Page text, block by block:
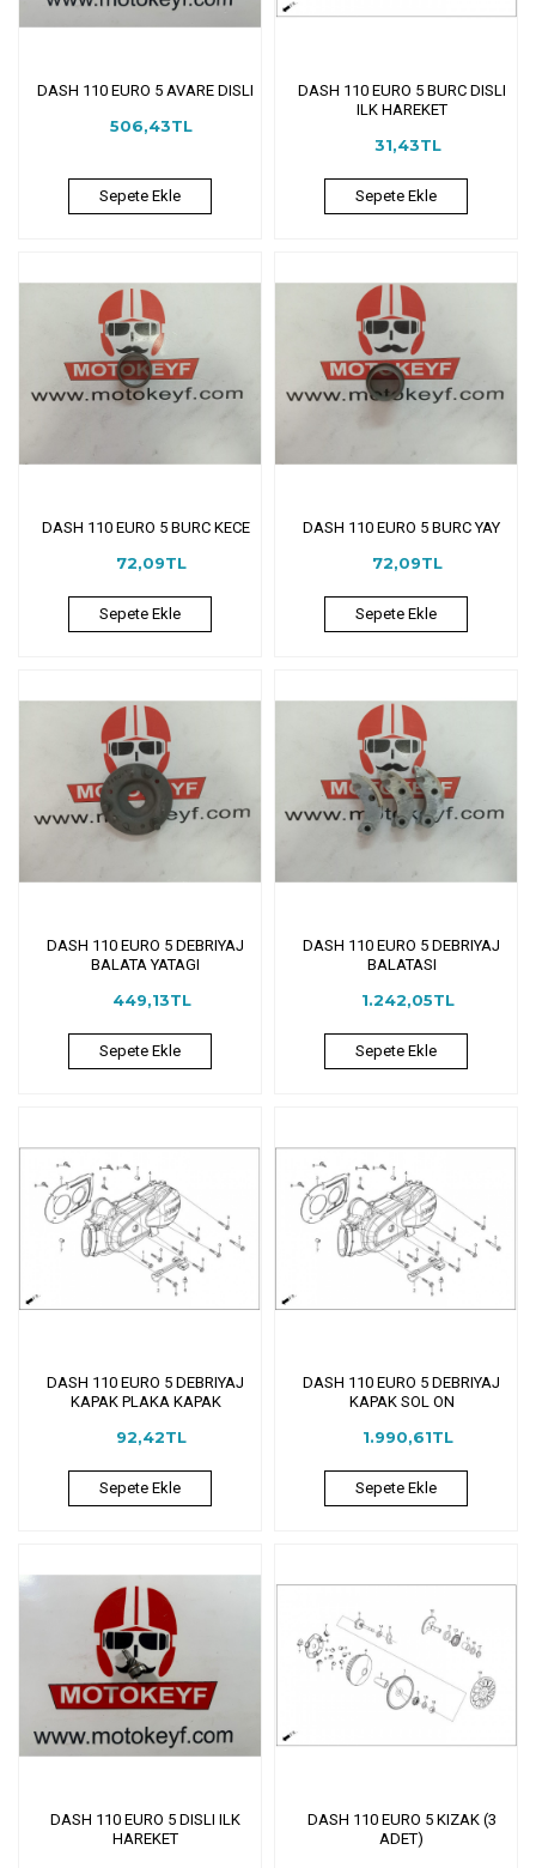
DASH 110 EURO 5 AVARE DISLI
506,43TL
Sepete Ekle
DASH 110 EURO 5 BURC DISLI
ILK HAREKET
31,43TL
Sepete Ekle
DASH 110 EURO 5 BURC KECE
72,09TL
Sepete Ekle
DASH 110 EURO 5 BURC YAY
72,09TL
Sepete Ekle
DASH 110 EURO 5 DEBRIYAJ
BALATA YATAGI
449,13TL
Sepete Ekle
DASH 110 EURO 5 DEBRIYAJ
BALATASI
1.242,05TL
Sepete Ekle
DASH 110 EURO 5 DEBRIYAJ
KAPAK PLAKA KAPAK
92,42TL
Sepete Ekle
DASH 110 EURO 5 DEBRIYAJ
KAPAK SOL ON
1.990,61TL
Sepete Ekle
DASH 110 EURO 5 DISLI ILK
HAREKET
DASH 110 EURO 5 KIZAK (3
ADET)